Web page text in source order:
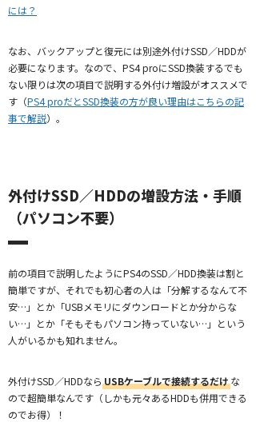
には？
なお、バックアップと復元には別途外付けSSD／HDDが
必要になります。なので、PS4 proにSSD換装するでも
ない限りは次の項目で説明する外付け増設がオススメで
す（PS4 proだとSSD換装の方が良い理由はこちらの記
事で解説）。
外付けSSD／HDDの増設方法・手順
（パソコン不要）
前の項目で説明したようにPS4のSSD／HDD換装は割と
簡単ですが、それでも初心者の人は「分解するなんて不
安…」とか「USBメモリにダウンロードとか分からな
い…」とか「そもそもパソコン持っていない…」という
人がいるかも知れません。
外付けSSD／HDDなら USBケーブルで接続するだけな
ので超簡単なんです（しかも元々あるHDDも併用できる
のでお得）！